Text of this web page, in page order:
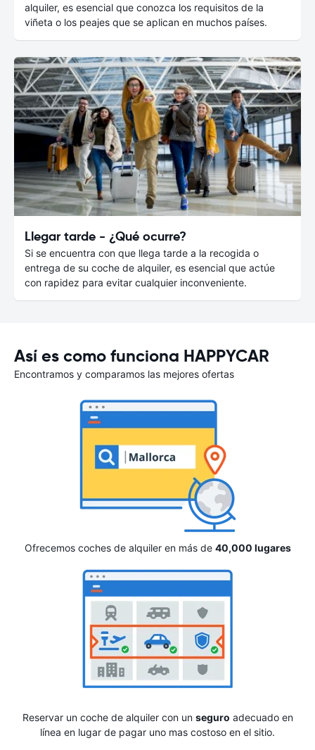
alquiler, es esencial que conozca los requisitos de la
viñeta o los peajes que se aplican en muchos países.
Llegar tarde - ¿Qué ocurre?
Si se encuentra con que llega tarde a la recogida o
entrega de su coche de alquiler, es esencial que actúe
con rapidez para evitar cualquier inconveniente.
Así es como funciona HAPPYCAR
Encontramos y comparamos las mejores ofertas
Ofrecemos coches de alquiler en más de 40,000 lugares
Reservar un coche de alquiler con un seguro adecuado en
línea en lugar de pagar uno mas costoso en el sitio.